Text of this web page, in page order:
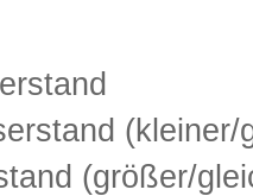
(kleiner/
(größer/